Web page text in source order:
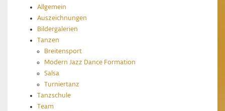
Allgemein
Auszeichnungen
Bildergalerien
Tanzen
Breitensport
Modern Jazz Dance Formation
Salsa
Turniertanz
Tanzschule
Team